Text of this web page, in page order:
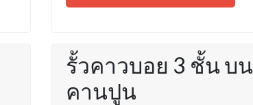
รั้วคาวบอย 3 ชั้น บน
คานปูน